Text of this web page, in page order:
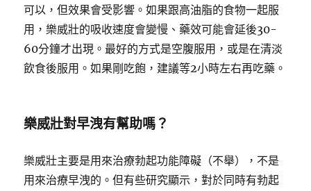
可以，但效果會受影響。如果跟高油脂的食物一起服
用，樂威壯的吸收速度會變慢、藥效可能會延後30-
60分鐘才出現。最好的方式是空腹服用，或是在清淡
飲食後服用。如果剛吃飽，建議等2小時左右再吃藥。
樂威壯對早洩有幫助嗎？
樂威壯主要是用來治療勃起功能障礙（不舉），不是
用來治療早洩的。但有些研究顯示，對於同時有勃起